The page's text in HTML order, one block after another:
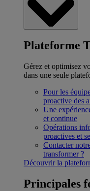
Plateforme
Gérez et optimisez
dans une seule
Pour les
proactive des
Une
et continue
Opérations
proactives et
Contacter
transformer ?
Découvrir la
Principales